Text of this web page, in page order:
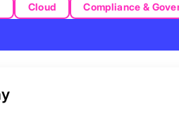
Cloud Compliance &